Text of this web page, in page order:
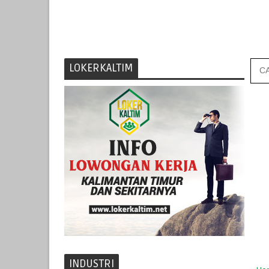
LOKERKALTIM
INDUSTRI